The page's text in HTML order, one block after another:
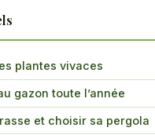
plantes vivaces
gazon toute l’année
et choisir sa pergola